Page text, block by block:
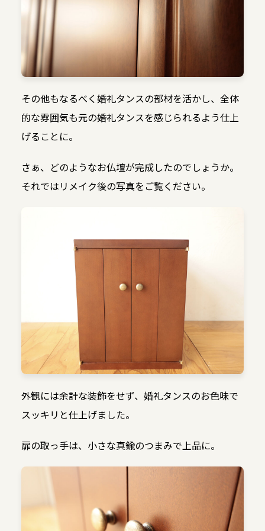
その他もなるべく婚礼タンスの部材を活かし、全体
的な雰囲気も元の婚礼タンスを感じられるよう仕上
げることに。
さぁ、どのようなお仏壇が完成したのでしょうか。
それではリメイク後の写真をご覧ください。
外観には余計な装飾をせず、婚礼タンスのお色味で
スッキリと仕上げました。
扉の取っ手は、小さな真鍮のつまみで上品に。